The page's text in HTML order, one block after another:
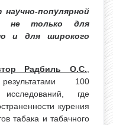
популярной
не только для
и для широкого
Радбиль О.С.
100
где
курения
табака и табачного